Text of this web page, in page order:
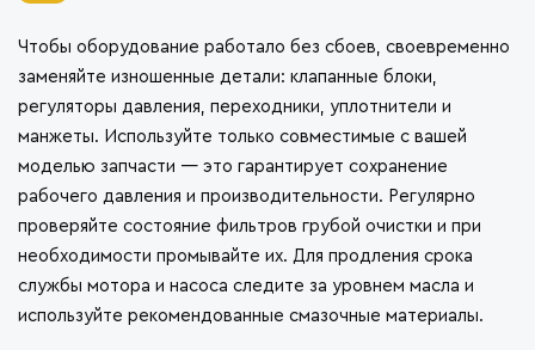
Чтобы оборудование работало без сбоев, своевременно
заменяйте изношенные детали: клапанные блоки,
регуляторы давления, переходники, уплотнители и
манжеты. Используйте только совместимые с вашей
моделью запчасти — это гарантирует сохранение
рабочего давления и производительности. Регулярно
проверяйте состояние фильтров грубой очистки и при
необходимости промывайте их. Для продления срока
службы мотора и насоса следите за уровнем масла и
используйте рекомендованные смазочные материалы.